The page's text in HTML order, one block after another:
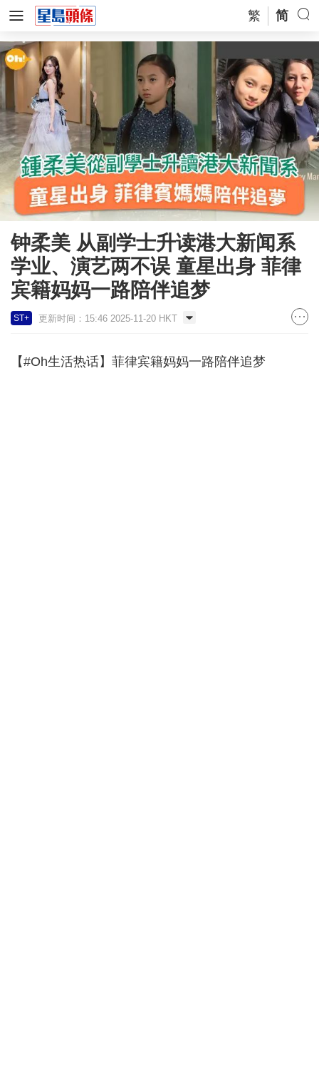
繁 简
钟柔美 从副学士升读港大新闻系
学业、演艺两不误 童星出身 菲律
宾籍妈妈一路陪伴追梦
ST+ 更新时间：15:46 2025-11-20 HKT
【#Oh生活热话】菲律宾籍妈妈一路陪伴追梦